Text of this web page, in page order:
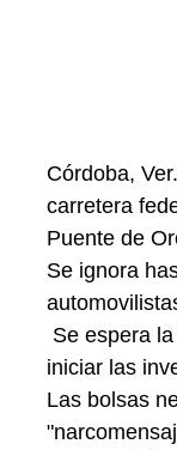
Córdoba,
carretera
Puente de
Se ignora
iniciar las
Las bolsas